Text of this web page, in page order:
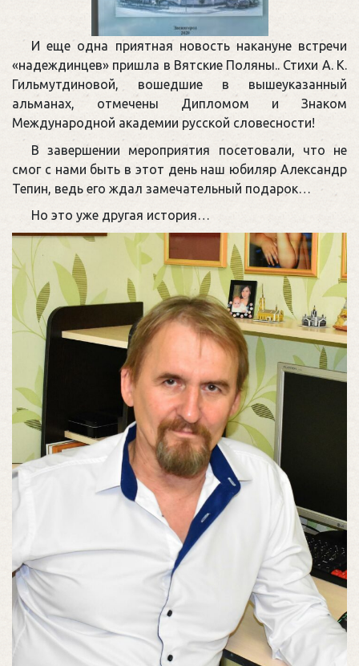
И еще одна приятная новость накануне встречи
«надеждинцев» пришла в Вятские Поляны.. Стихи А. К.
Гильмутдиновой, вошедшие в вышеуказанный
альманах, отмечены Дипломом и Знаком
Международной академии русской словесности!
В завершении мероприятия посетовали, что не
смог с нами быть в этот день наш юбиляр Александр
Тепин, ведь его ждал замечательный подарок…
Но это уже другая история…